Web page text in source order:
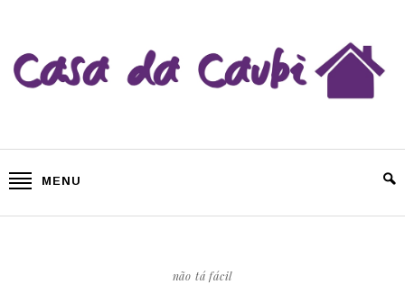
MENU
não tá fácil